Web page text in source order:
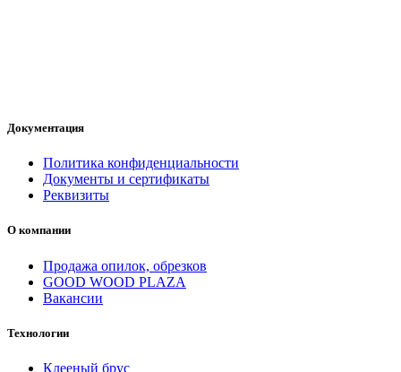
Документация
Политика конфиденциальности
Документы и сертификаты
Реквизиты
О компании
Продажа опилок, обрезков
GOOD WOOD PLAZA
Вакансии
Технологии
Клееный брус